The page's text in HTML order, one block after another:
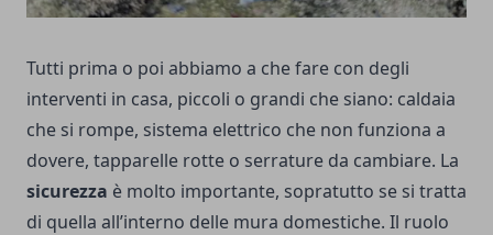
Tutti prima o poi abbiamo a che fare con degli
interventi in casa, piccoli o grandi che siano: caldaia
che si rompe, sistema elettrico che non funziona a
dovere, tapparelle rotte o serrature da cambiare. La
sicurezza è molto importante, sopratutto se si tratta
di quella all’interno delle mura domestiche. Il ruolo